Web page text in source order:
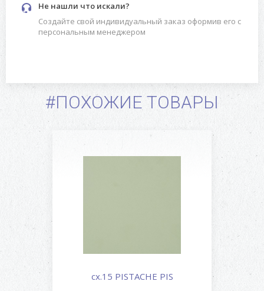
Не нашли что искали?
Создайте свой индивидуальный заказ оформив его с
персональным менеджером
#ПОХОЖИЕ ТОВАРЫ
cx.15 PISTACHE PIS